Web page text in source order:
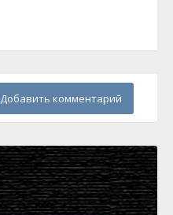
Добавить комментарий